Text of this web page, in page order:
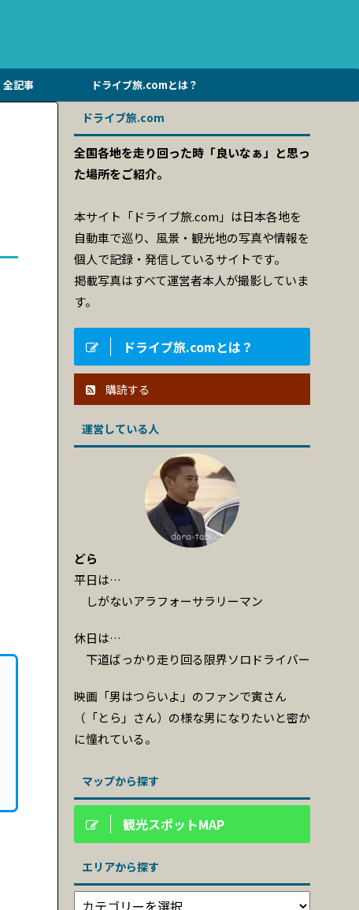
全記事 ドライブ旅.comとは？
ドライブ旅.com
全国各地を走り回った時「良いなぁ」と思っ
た場所をご紹介。
本サイト「ドライブ旅.com」は日本各地を
自動車で巡り、風景・観光地の写真や情報を
個人で記録・発信しているサイトです。
掲載写真はすべて運営者本人が撮影していま
す。
ドライブ旅.comとは？
購読する
運営している人
どら
平日は…
しがないアラフォーサラリーマン
休日は…
下道ばっかり走り回る限界ソロドライバー
映画「男はつらいよ」のファンで寅さん
（「とら」さん）の様な男になりたいと密か
に憧れている。
マップから探す
観光スポットMAP
エリアから探す